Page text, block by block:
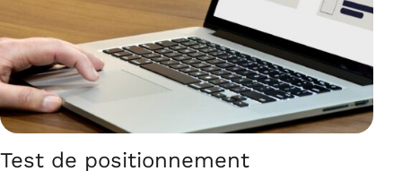
Test de positionnement